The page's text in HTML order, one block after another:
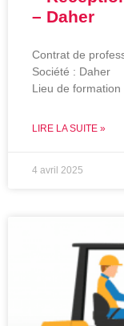
– Daher
Contrat de
Société : Daher
Lieu de formation
LIRE LA SUITE »
4 avril 2025